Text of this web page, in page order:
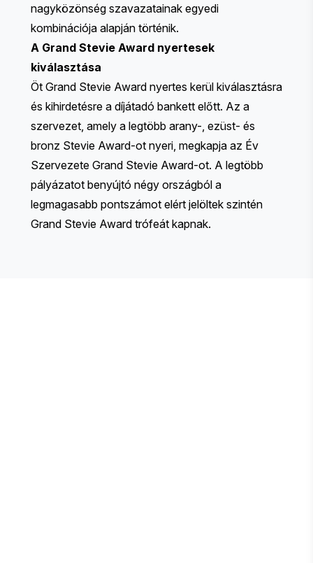
nagyközönség szavazatainak egyedi
kombinációja alapján történik.
A Grand Stevie Award nyertesek
kiválasztása
Öt Grand Stevie Award nyertes kerül kiválasztásra
és kihirdetésre a díjátadó bankett előtt. Az a
szervezet, amely a legtöbb arany-, ezüst- és
bronz Stevie Award-ot nyeri, megkapja az Év
Szervezete Grand Stevie Award-ot. A legtöbb
pályázatot benyújtó négy országból a
legmagasabb pontszámot elért jelöltek szintén
Grand Stevie Award trófeát kapnak.